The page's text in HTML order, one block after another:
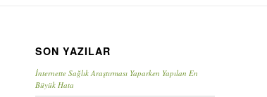
SON YAZILAR
İnternette Sağlık Araştırması Yaparken Yapılan En
Büyük Hata